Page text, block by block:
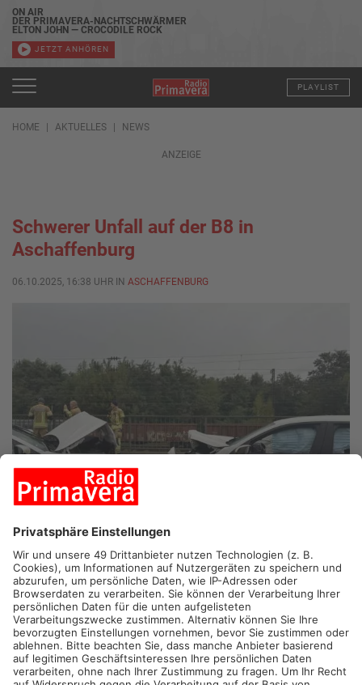
ON AIR
DER PRIMAVERA-NACHTSCHWÄRMER
ELTON JOHN — CROCODILE ROCK
JETZT ANHÖREN
PLAYLIST
HOME AKTUELLES NEWS
ANZEIGE
Schwerer Unfall auf der B8 in
Aschaffenburg
06.10.2025, 16:38 UHR IN ASCHAFFENBURG
ASCHAFFENBURG.Derzeit sorgt ein schwerer Unfall auf der
B8 in Aschaffenburg für Stau. Nach ersten Angaben sind zwei
Fahrzeuge frontal zusammengestoßen.
Auf der Hanauer Straße Richtung Kleinostheim sind zwei
weiße BMWs ineinander gekracht. Beide Autos sind vorne
komplett zerstört und nicht mehr fahrbereit. Auch die Airbags
der Fahrzeuge sind aufgegangen. Laut Polizeiangaben ist das